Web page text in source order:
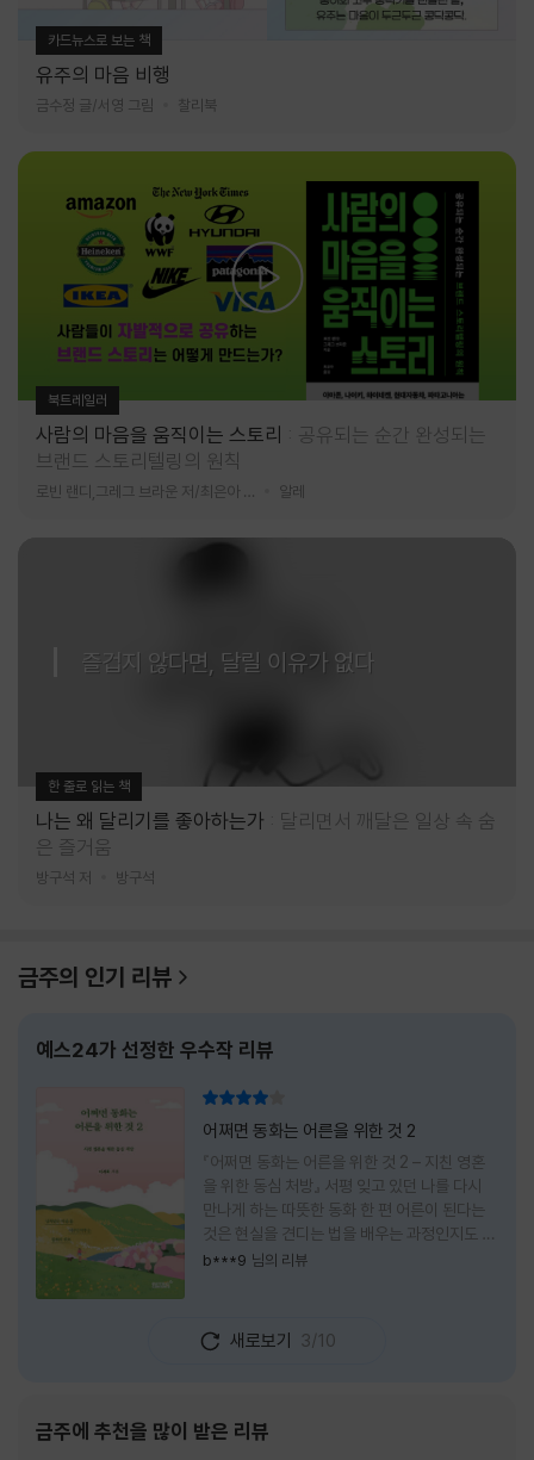
카드뉴스로 보는 책
유주의 마음 비행
금수정 글/서영 그림 찰리북
북트레일러
사람의 마음을 움직이는 스토리
공유되는 순간 완성되는
브랜드 스토리텔링의 원칙
알레
즐겁지 않다면, 달릴 이유가 없다
한 줄로 읽는 책
나는 왜 달리기를 좋아하는가
달리면서 깨달은 일상 속 숨
은 즐거움
방구석 저 방구석
금주의 인기 리뷰
예스24가 선정한 우수작 리뷰
어쩌면 동화는 어른을 위한 것 2
『어쩌면 동화는 어른을 위한 것 2 – 지친 영혼
을 위한 동심 처방』 서평 잊고 있던 나를 다시
만나게 하는 따뜻한 동화 한 편 어른이 된다는
것은 현실을 견디는 법을 배우는 과정인지도 모
른다. 해야 할 일은 늘어나고, 책임은 무거워지
효율과 성과를 먼저 생각하는 사람이 되어간다.
『어쩌면 동화는 어른을 위한 것 2 – 지친 영혼
목을 보았을 때는 동화를 다시 읽는 감성 에세
이 정도로 생각했다. 하지만 책장을 넘길수록
b***9 님의 리뷰
새로보기 3/10
금주에 추천을 많이 받은 리뷰